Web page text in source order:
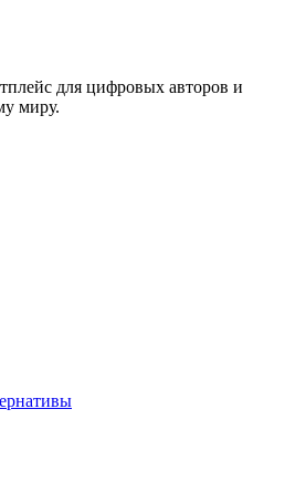
для цифровых авторов и
миру.